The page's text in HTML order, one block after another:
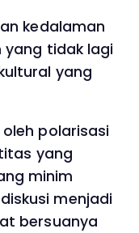
kedalaman
yang tidak lagi
yang
polarisasi
yang
minim
menjadi
bersuanya